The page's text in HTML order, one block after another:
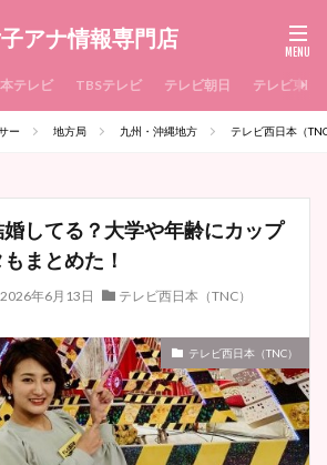
アナ情報専門店
本テレビ TBSテレビ テレビ朝日 テレビ東京
ー 地方局 九州・沖縄地方 テレビ西日本（
してる？大学や年齢にカップ
まとめた！
2026年6月13日
テレビ西日本（TNC）
テレビ西日本（TNC）